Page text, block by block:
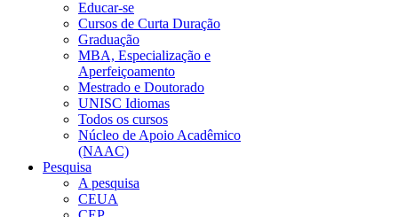
Educar-se
Cursos de Curta Duração
Graduação
MBA, Especialização e
Aperfeiçoamento
Mestrado e Doutorado
UNISC Idiomas
Todos os cursos
Núcleo de Apoio Acadêmico
(NAAC)
Pesquisa
A pesquisa
CEUA